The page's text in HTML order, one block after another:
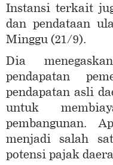
Instansi terkait
dan pendataan
Minggu (21/9).
Dia
pendapatan
pendapatan asli
untuk
pembangunan.
menjadi salah
potensi pajak